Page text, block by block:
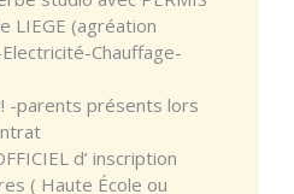
LIEGE (agréation
Chauffage-
-parents présents lors
d’ inscription
( Haute École ou